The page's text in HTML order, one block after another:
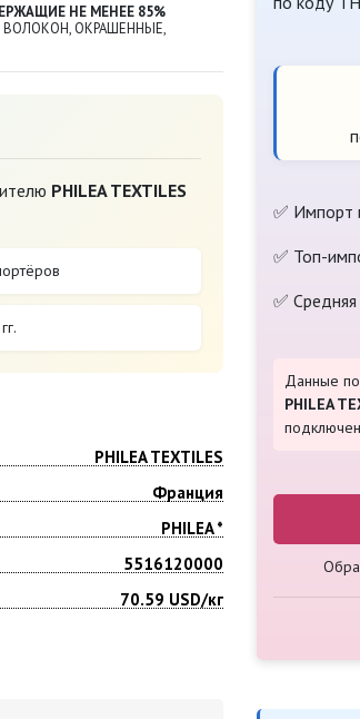
НЕ МЕНЕЕ 85%
ОКРАШЕННЫЕ,
PHILEA TEXTILES
PHILEA TEXTILES
Франция
PHILEA *
5516120000
70.59 USD/кг
✅ Импорт
✅ Топ-
✅
Данные
PHILEA